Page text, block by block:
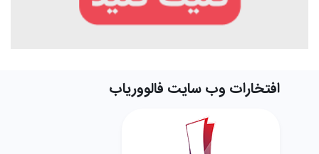
افتخارات وب سایت فالووریاب